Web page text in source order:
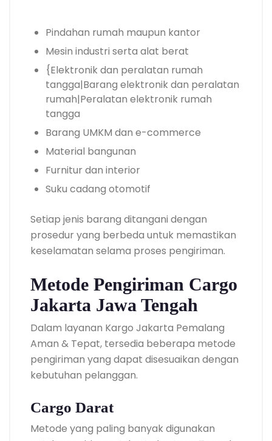
Pindahan rumah maupun kantor
Mesin industri serta alat berat
{Elektronik dan peralatan rumah
tangga|Barang elektronik dan peralatan
rumah|Peralatan elektronik rumah
tangga
Barang UMKM dan e-commerce
Material bangunan
Furnitur dan interior
Suku cadang otomotif
Setiap jenis barang ditangani dengan
prosedur yang berbeda untuk memastikan
keselamatan selama proses pengiriman.
Metode Pengiriman Cargo
Jakarta Jawa Tengah
Dalam layanan Kargo Jakarta Pemalang
Aman & Tepat, tersedia beberapa metode
pengiriman yang dapat disesuaikan dengan
kebutuhan pelanggan.
Cargo Darat
Metode yang paling banyak digunakan